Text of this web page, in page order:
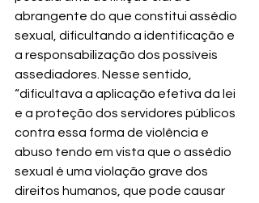
abrangente do que constitui assédio
sexual, dificultando a identificação e
a responsabilização dos possíveis
assediadores. Nesse sentido,
“dificultava a aplicação efetiva da lei
e a proteção dos servidores públicos
contra essa forma de violência e
abuso tendo em vista que o assédio
sexual é uma violação grave dos
direitos humanos, que pode causar